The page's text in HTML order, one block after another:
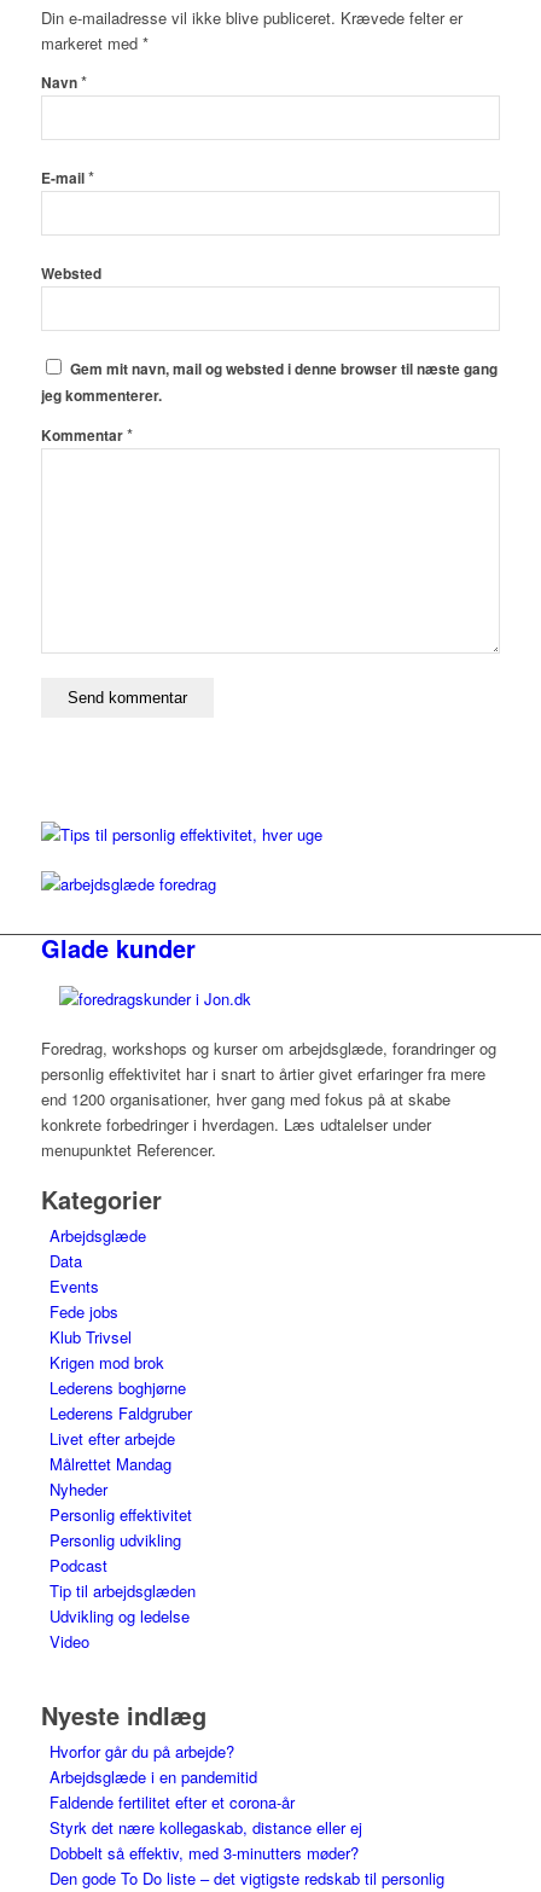
Din e-mailadresse vil ikke blive publiceret. Krævede felter er
markeret med *
Navn*
E-mail*
Websted
Gem mit navn, mail og websted i denne browser til næste gang
jeg kommenterer.
Kommentar*
Glade kunder
Foredrag, workshops og kurser om arbejdsglæde, forandringer og
personlig effektivitet har i snart to årtier givet erfaringer fra mere
end 1200 organisationer, hver gang med fokus på at skabe
konkrete forbedringer i hverdagen. Læs udtalelser under
menupunktet Referencer.
Kategorier
Arbejdsglæde
Data
Events
Fede jobs
Klub Trivsel
Krigen mod brok
Lederens boghjørne
Lederens Faldgruber
Livet efter arbejde
Målrettet Mandag
Nyheder
Personlig effektivitet
Personlig udvikling
Podcast
Tip til arbejdsglæden
Udvikling og ledelse
Video
Nyeste indlæg
Hvorfor går du på arbejde?
Arbejdsglæde i en pandemitid
Faldende fertilitet efter et corona-år
Styrk det nære kollegaskab, distance eller ej
Dobbelt så effektiv, med 3-minutters møder?
Den gode To Do liste – det vigtigste redskab til personlig